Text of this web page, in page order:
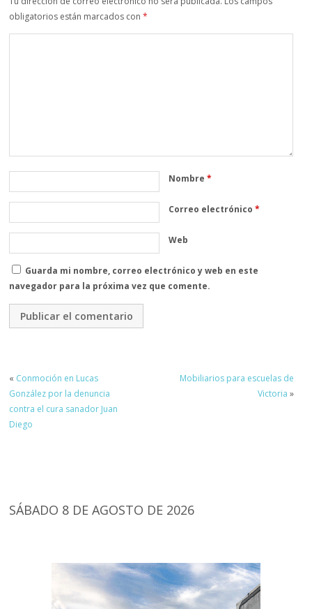
obligatorios están marcados con*
Nombre*
Correo electrónico*
Web
Guarda mi nombre, correo electrónico y web en este
navegador para la próxima vez que comente.
« Conmoción en Lucas
González por la denuncia
contra el cura sanador Juan
Diego
Mobiliarios para escuelas de
Victoria »
SÁBADO 8 DE AGOSTO DE 2026